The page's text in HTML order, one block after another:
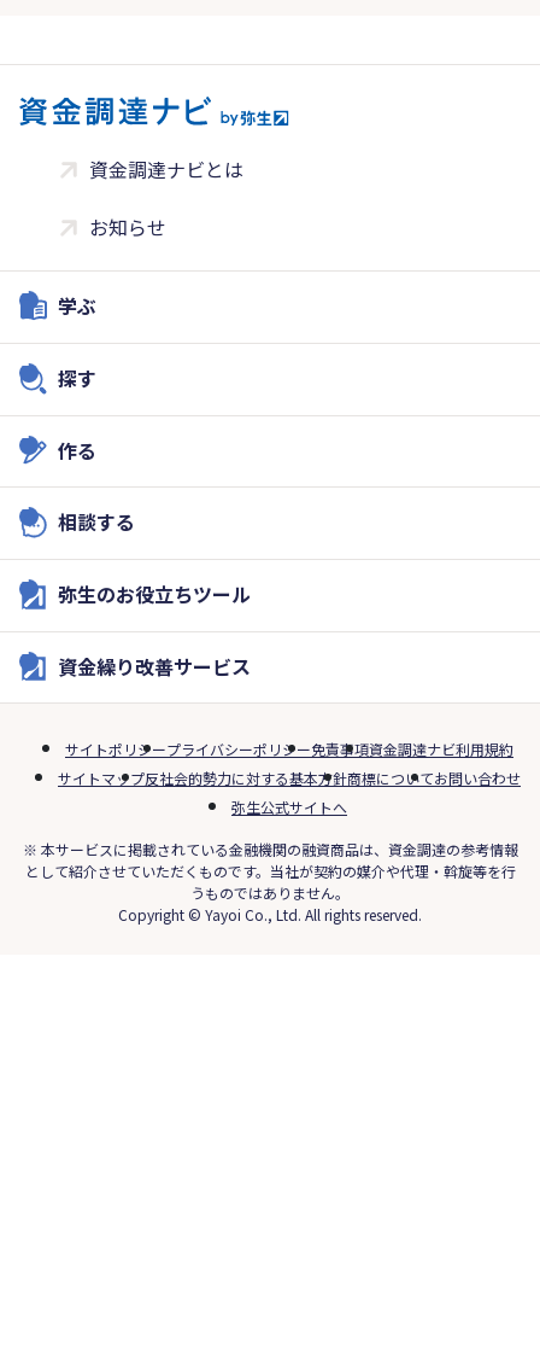
資金調達ナビとは
お知らせ
学ぶ
探す
作る
相談する
弥生のお役立ちツール
資金繰り改善サービス
サイトポリシープライバシーポリシー免責事項資金調達ナビ利用規約
サイトマップ反社会的勢力に対する基本方針商標についてお問い合わせ
弥生公式サイトへ
※ 本サービスに掲載されている金融機関の融資商品は、資金調達の参考情報
として紹介させていただくものです。当社が契約の媒介や代理・斡旋等を行
うものではありません。
Copyright © Yayoi Co., Ltd. All rights reserved.